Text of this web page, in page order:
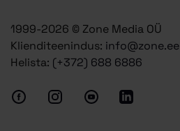
1999-2026 © Zone Media OÜ
Klienditeenindus: info@zone.ee
Helista: (+372) 688 6886